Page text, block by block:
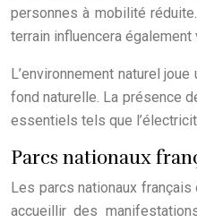
personnes à mobilité
terrain influencera
L’environnement naturel
fond naturelle. La présence
essentiels tels que
Parcs nationaux
Les parcs nationaux
accueillir des